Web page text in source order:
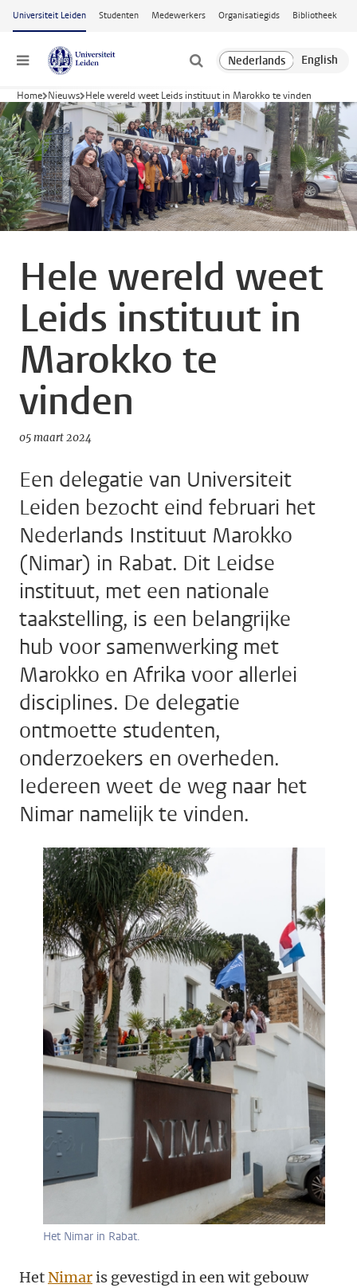
Ga naar hoofdinhoud
Universiteit Leiden Studenten Medewerkers Organisatiegids Bibliotheek
Menu
Home Nieuws Hele wereld weet Leids instituut in Marokko te vinden
Hele wereld weet
Leids instituut in
Marokko te
vinden
05 maart 2024
Een delegatie van Universiteit
Leiden bezocht eind februari het
Nederlands Instituut Marokko
(Nimar) in Rabat. Dit Leidse
instituut, met een nationale
taakstelling, is een belangrijke
hub voor samenwerking met
Marokko en Afrika voor allerlei
disciplines. De delegatie
ontmoette studenten,
onderzoekers en overheden.
Iedereen weet de weg naar het
Nimar namelijk te vinden.
Het Nimar in Rabat.
HetNimaris gevestigd in een wit gebouw